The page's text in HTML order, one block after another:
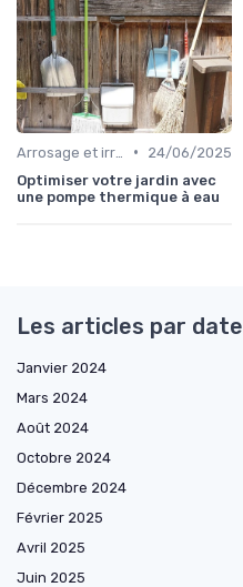
•
24/06/2025
Optimiser votre jardin avec
une pompe thermique à eau
Les articles par date
Janvier 2024
Mars 2024
Août 2024
Octobre 2024
Décembre 2024
Février 2025
Avril 2025
Juin 2025